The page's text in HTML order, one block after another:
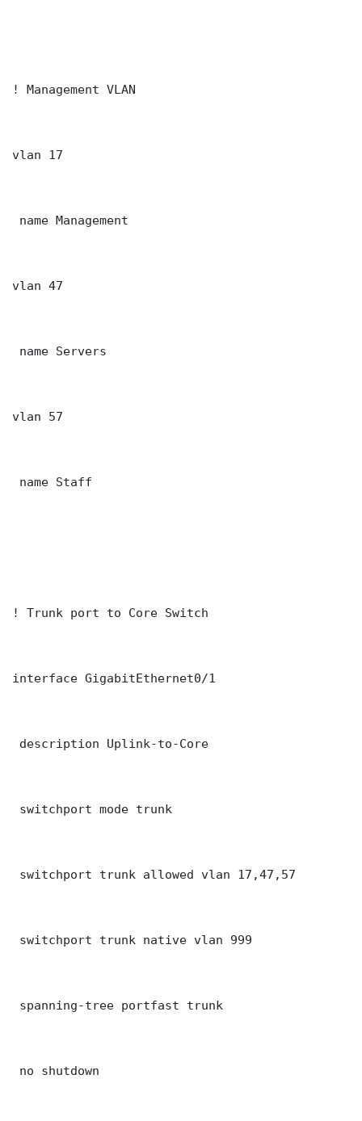
! Management VLAN
vlan 17
name Management
vlan 47
name Servers
vlan 57
name Staff
! Trunk port to Core Switch
interface GigabitEthernet0/1
description Uplink-to-Core
switchport mode trunk
switchport trunk allowed vlan 17,47,57
switchport trunk native vlan 999
spanning-tree portfast trunk
no shutdown